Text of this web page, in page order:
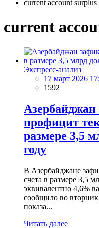
current account surplus
current
Экспресс-анализ
17 март 2026
1592
Азербайджан
профицит
размере 3,5
году
В Азербайджане
счета в размере 3,5
эквивалентно 4,6%
сообщило во
показа...
Читать далее